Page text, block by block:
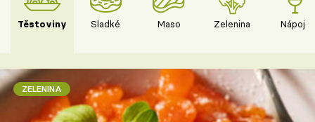
Těstoviny Sladké Maso Zelenina Nápoje
ZELENINA